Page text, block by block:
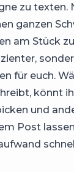
zu texten.
ganzen
am Stück
für euch.
könnt
und
Post